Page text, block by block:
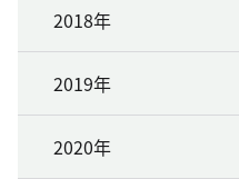
2018年
2019年
2020年